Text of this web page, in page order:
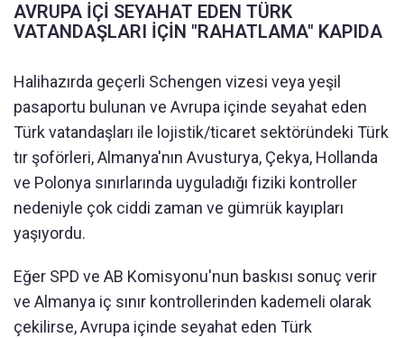
AVRUPA İÇİ SEYAHAT EDEN TÜRK
VATANDAŞLARI İÇİN "RAHATLAMA" KAPIDA
Halihazırda geçerli Schengen vizesi veya yeşil
pasaportu bulunan ve Avrupa içinde seyahat eden
Türk vatandaşları ile lojistik/ticaret sektöründeki Türk
tır şoförleri, Almanya'nın Avusturya, Çekya, Hollanda
ve Polonya sınırlarında uyguladığı fiziki kontroller
nedeniyle çok ciddi zaman ve gümrük kayıpları
yaşıyordu.
Eğer SPD ve AB Komisyonu'nun baskısı sonuç verir
ve Almanya iç sınır kontrollerinden kademeli olarak
çekilirse, Avrupa içinde seyahat eden Türk